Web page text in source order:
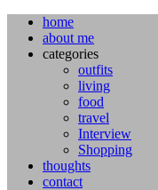
home
about me
categories
outfits
living
food
travel
Interview
Shopping
thoughts
contact